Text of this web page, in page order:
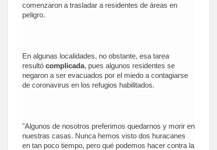
comenzaron a trasladar a residentes de áreas en
peligro.
En algunas localidades, no obstante, esa tarea
resultó complicada, pues algunos residentes se
negaron a ser evacuados por el miedo a contagiarse
de coronavirus en los refugios habilitados.
"Algunos de nosotros preferimos quedarnos y morir en
nuestras casas. Nunca hemos visto dos huracanes
en tan poco tiempo, pero qué podemos hacer contra la